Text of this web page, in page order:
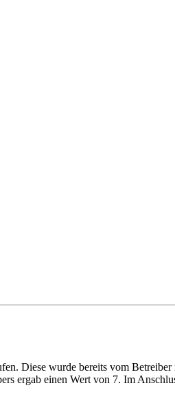
Diese wurde bereits vom
ergab einen Wert von 7. Im